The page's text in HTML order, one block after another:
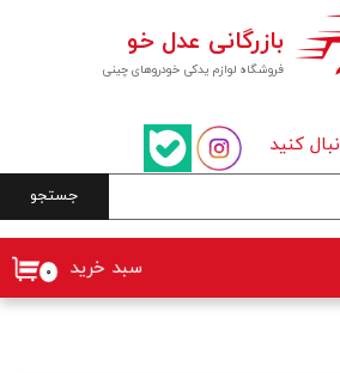
فروشگاه لوازم یدکی خودروهای چینی
بازرگانی عدل خو
جستجو
۰ سبد خرید
کنید